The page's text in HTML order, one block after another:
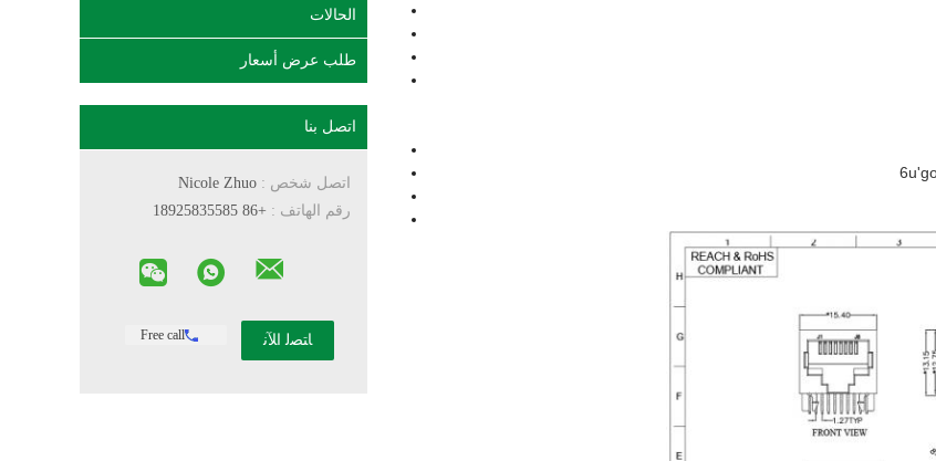
الحالات
طلب عرض أسعار
اتصل بنا
اتصل شخص :
رقم الهاتف : +86 18925835585
Free call